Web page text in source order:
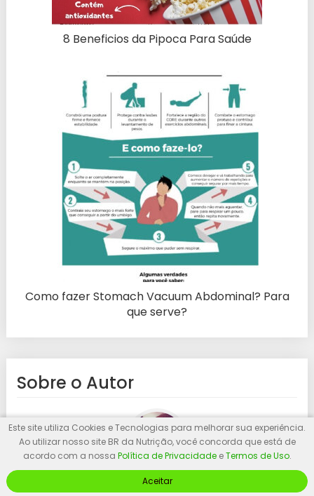
8 Beneficios da Pipoca Para Saúde
Como fazer Stomach Vacuum Abdominal? Para
que serve?
Sobre o Autor
Bruno Rodrigo "BR" (da Nutrição)
Este site utiliza Cookies e Tecnologias para melhorar sua experiência.
Ao utilizar nosso site BR da Nutrição, você concorda que está de
acordo com a nossa Política de PrivacidadeeTermos de Uso.
Aceitar